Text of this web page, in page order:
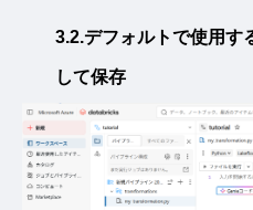
3.2.デフォルトで使用す
して保存